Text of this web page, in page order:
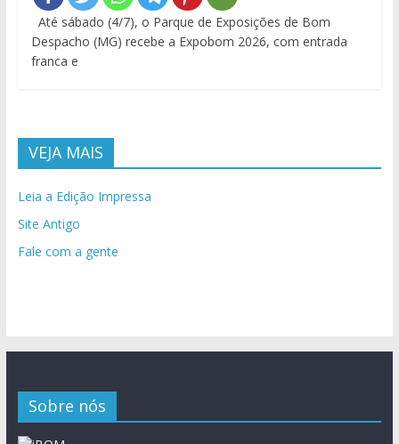
Até sábado (4/7), o Parque de Exposições de Bom
Despacho (MG) recebe a Expobom 2026, com entrada
franca e
VEJA MAIS
Leia a Edição Impressa
Site Antigo
Fale com a gente
Sobre nós